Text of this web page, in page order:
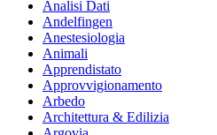
Analisi Dati
Andelfingen
Anestesiologia
Animali
Apprendistato
Approvvigionamento
Arbedo
Architettura & Edilizia